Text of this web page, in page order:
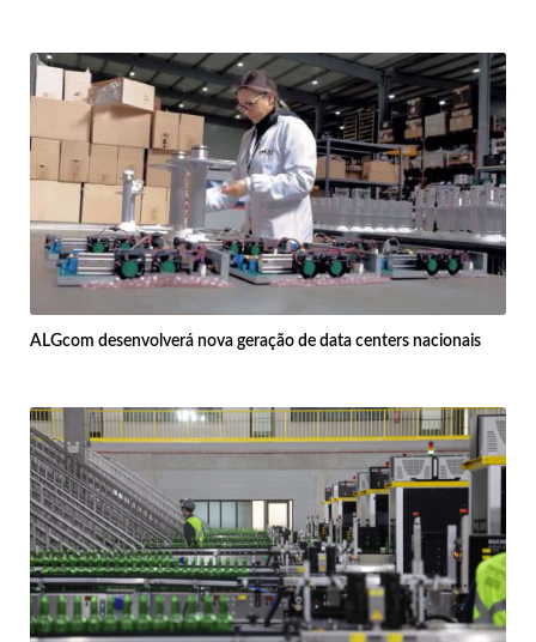
ALGcom desenvolverá nova geração de data centers nacionais